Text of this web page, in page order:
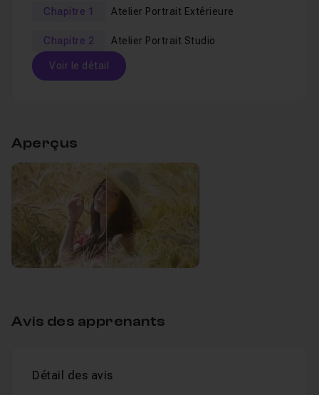
Chapitre 1 Atelier Portrait Extérieure
Chapitre 2 Atelier Portrait Studio
Voir le détail
Leçon 1 01.Préparation du développement
Leçon 3 03.Finalisation avec des ajustements locaux
Aperçus
Avis des apprenants
Détail des avis